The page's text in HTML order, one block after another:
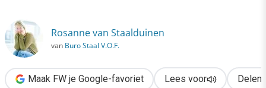
Rosanne van Staalduinen
van Buro Staal V.O.F.
Maak FW je Google-favoriet Lees voor Delen